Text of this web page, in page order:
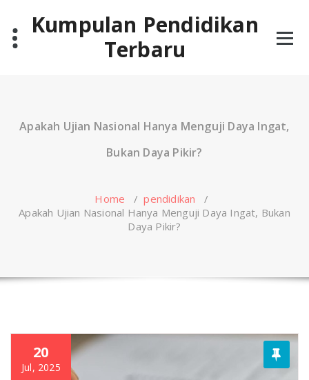
contentKumpulan Pendidikan
Terbaru
Apakah Ujian Nasional Hanya Menguji Daya Ingat,
Bukan Daya Pikir?
Home /pendidikan /
Apakah Ujian Nasional Hanya Menguji Daya Ingat, Bukan
Daya Pikir?
20
Jul, 2025